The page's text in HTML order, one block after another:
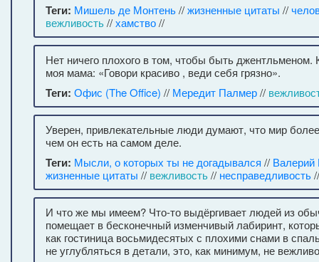
Теги: Мишель де Монтень//жизненные цитаты //
вежливость//хамство//
Нет ничего плохого в том, чтобы быть джентльменом.
моя мама: «Говори красиво , веди себя грязно».
Теги: Офис (The Office) // Мередит Палмер//
Уверен, привлекательные люди думают, что мир
чем он есть на самом деле.
Теги: Мысли, о которых ты не догадывался // Валерий
жизненные цитаты // вежливость// несправедливость//
И что же мы имеем? Что-то выдёргивает людей из
помещает в бесконечный изменчивый лабиринт,
как гостиница восьмидесятых с плохими снами в
не углубляться в детали, это, как минимум, не